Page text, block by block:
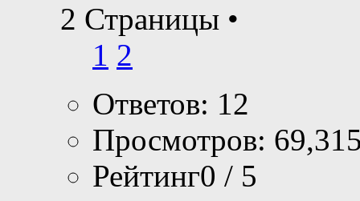
2 Страницы •
1 2
Ответов: 12
Просмотров:
Рейтинг0 / 5